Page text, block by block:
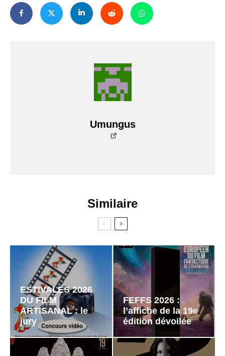
Umungus
Similaire
ESTIVALES 2026
DU FILM
ARTISANAL : le
jury
FEFFS 2026 :
l’affiche de la 19e
édition dévoilée